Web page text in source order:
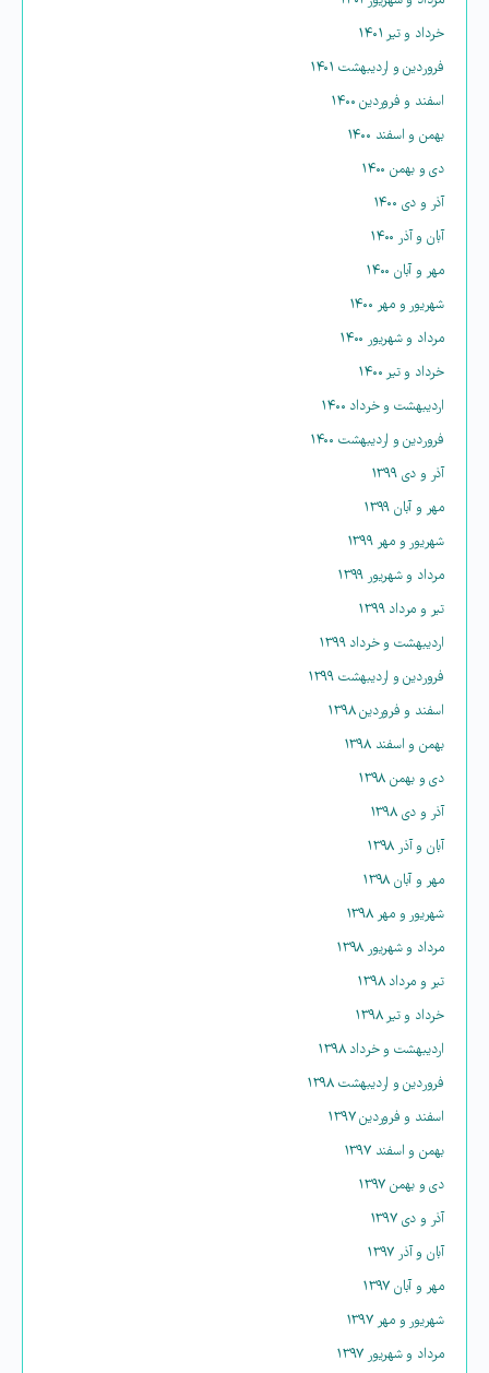
خرداد و تیر ۱۴۰۱
فروردین و اردیبهشت ۱۴۰۱
اسفند و فروردین ۱۴۰۰
بهمن و اسفند ۱۴۰۰
دی و بهمن ۱۴۰۰
آذر و دی ۱۴۰۰
آبان و آذر ۱۴۰۰
مهر و آبان ۱۴۰۰
شهریور و مهر ۱۴۰۰
مرداد و شهریور ۱۴۰۰
خرداد و تیر ۱۴۰۰
اردیبهشت و خرداد ۱۴۰۰
فروردین و اردیبهشت ۱۴۰۰
آذر و دی ۱۳۹۹
مهر و آبان ۱۳۹۹
شهریور و مهر ۱۳۹۹
مرداد و شهریور ۱۳۹۹
تیر و مرداد ۱۳۹۹
اردیبهشت و خرداد ۱۳۹۹
فروردین و اردیبهشت ۱۳۹۹
اسفند و فروردین ۱۳۹۸
بهمن و اسفند ۱۳۹۸
دی و بهمن ۱۳۹۸
آذر و دی ۱۳۹۸
آبان و آذر ۱۳۹۸
مهر و آبان ۱۳۹۸
شهریور و مهر ۱۳۹۸
مرداد و شهریور ۱۳۹۸
تیر و مرداد ۱۳۹۸
خرداد و تیر ۱۳۹۸
اردیبهشت و خرداد ۱۳۹۸
فروردین و اردیبهشت ۱۳۹۸
اسفند و فروردین ۱۳۹۷
بهمن و اسفند ۱۳۹۷
دی و بهمن ۱۳۹۷
آذر و دی ۱۳۹۷
آبان و آذر ۱۳۹۷
مهر و آبان ۱۳۹۷
شهریور و مهر ۱۳۹۷
مرداد و شهریور ۱۳۹۷